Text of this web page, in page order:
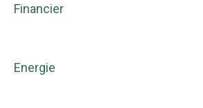
Financier
Energie